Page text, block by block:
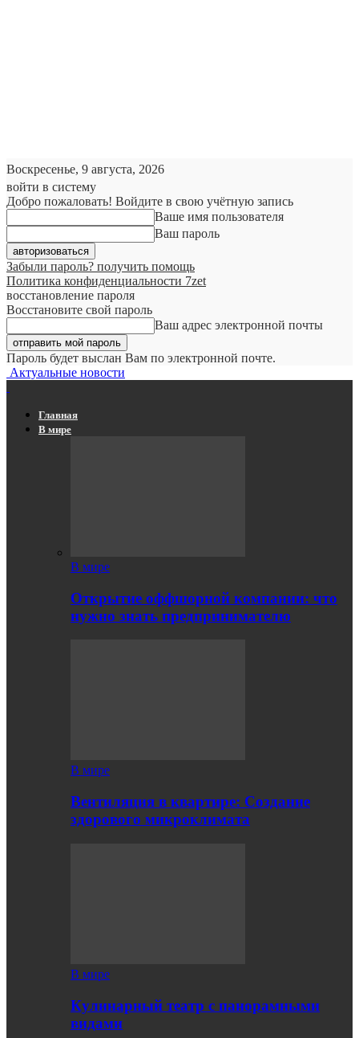
Воскресенье, 9 августа, 2026
войти в систему
Добро пожаловать! Войдите в свою учётную запись
Ваше имя пользователя
Ваш пароль
Забыли пароль? получить помощь
Политика конфиденциальности 7zet
восстановление пароля
Восстановите свой пароль
Ваш адрес электронной почты
Пароль будет выслан Вам по электронной почте.
Актуальные новости
Главная
В мире
В мире
Открытие оффшорной компании: что
нужно знать предпринимателю
В мире
Вентиляция в квартире: Создание
здорового микроклимата
В мире
Кулинарный театр с панорамными
видами